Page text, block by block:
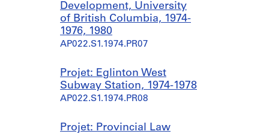
Development, University
of British Columbia, 1974-
1976, 1980
AP022.S1.1974.PR07
Projet: Eglinton West
Subway Station, 1974-1978
AP022.S1.1974.PR08
Projet: Provincial Law